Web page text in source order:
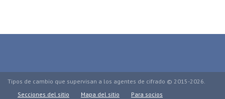
Tipos de cambio que supervisan a los agentes de cifrado © 2015-2026.
Secciones del sitio
Mapa del sitio
Para socios